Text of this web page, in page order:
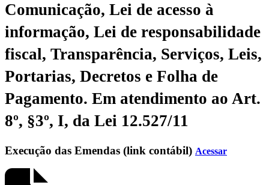
Comunicação, Lei de acesso à
informação, Lei de responsabilidade
fiscal, Transparência, Serviços, Leis,
Portarias, Decretos e Folha de
Pagamento. Em atendimento ao Art.
8º, §3º, I, da Lei 12.527/11
Execução das Emendas (link contábil) Acessar